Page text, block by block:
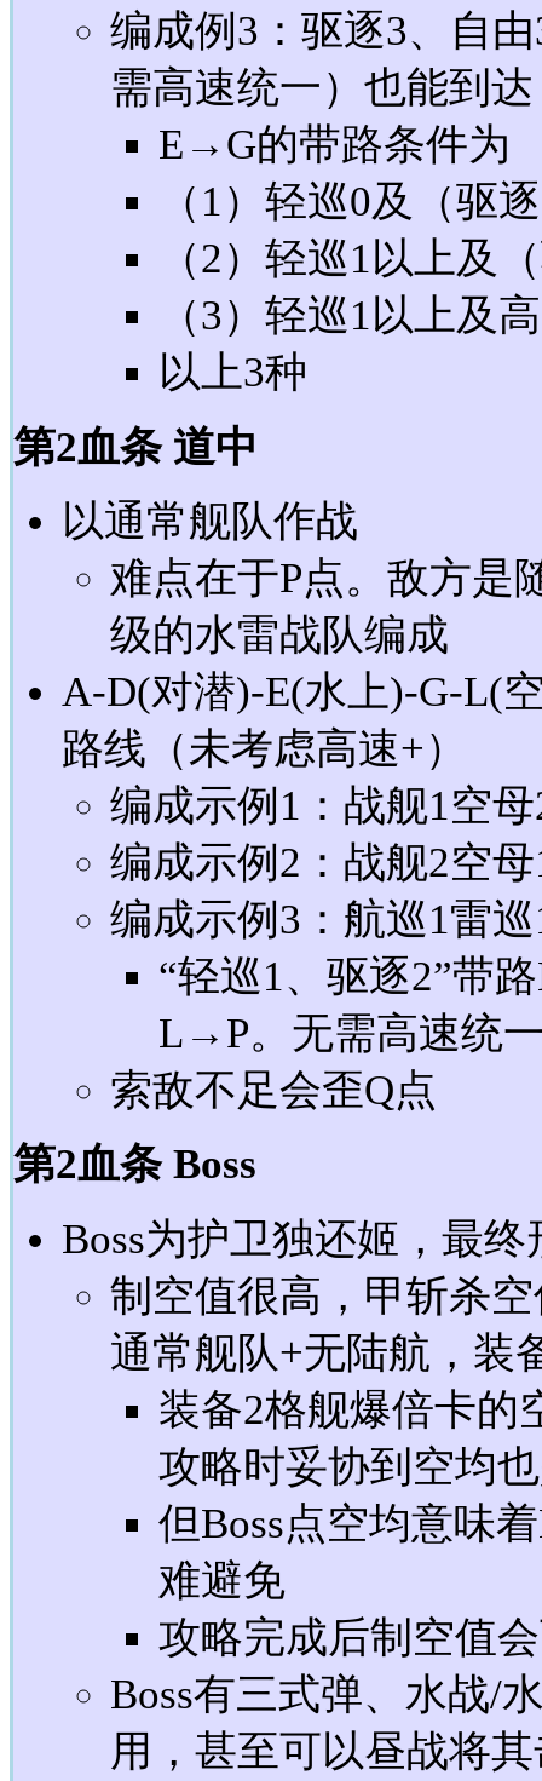
编成例3：驱逐3、自
需高速统一）也能到达
E→G的带路条件为
（1）轻巡0及（驱
（2）轻巡1以上及
（3）轻巡1以上及
以上3种
第2血条 道中
以通常舰队作战
难点在于P点。敌方是
级的水雷战队编成
A-D(对潜)-E(水上)-G-L(
路线（未考虑高速+）
编成示例1：战舰1空
编成示例2：战舰2空
编成示例3：航巡1雷
“轻巡1、驱逐2”带
L→P。无需高速统
索敌不足会歪Q点
第2血条 Boss
Boss为护卫独还姬，最
制空值很高，甲斩杀
通常舰队+无陆航，装
装备2格舰爆倍卡的
攻略时妥协到空均
但Boss点空均意味
难避免
攻略完成后制空值
Boss有三式弹、水战/
用，甚至可以昼战将